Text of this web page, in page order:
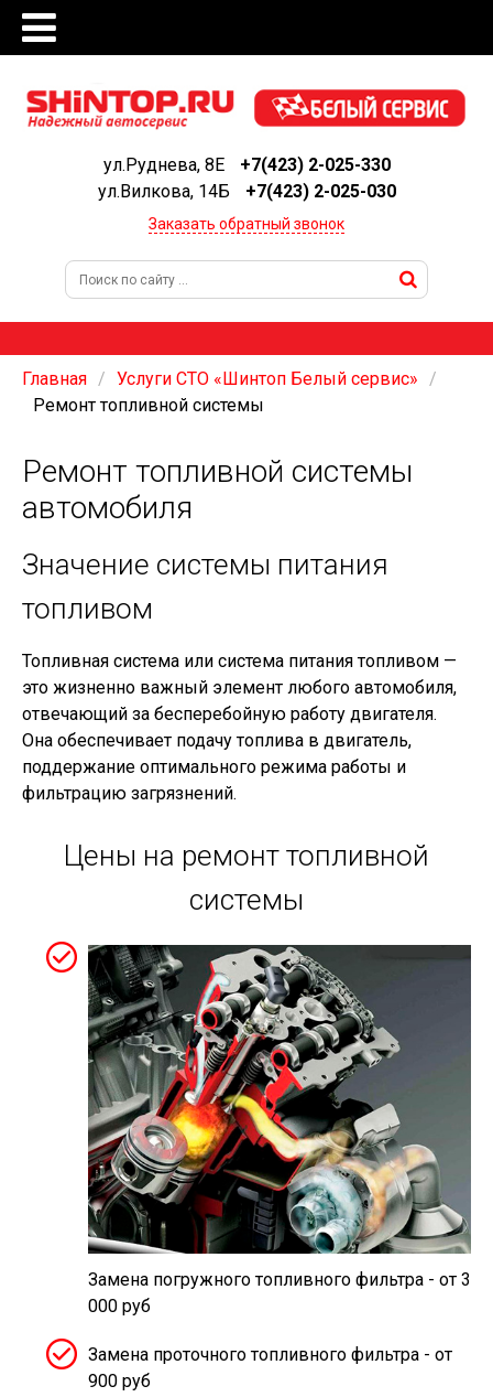
ул.Руднева, 8Е
+7(423) 2-025-330
ул.Вилкова, 14Б
+7(423) 2-025-030
Заказать обратный звонок
Главная
Услуги СТО «Шинтоп Белый сервис»
Ремонт топливной системы
Ремонт топливной системы
автомобиля
Значение системы питания
топливом
Топливная система или система питания топливом —
это жизненно важный элемент любого автомобиля,
отвечающий за бесперебойную работу двигателя.
Она обеспечивает подачу топлива в двигатель,
поддержание оптимального режима работы и
фильтрацию загрязнений.
Цены на ремонт топливной
системы
Замена погружного топливного фильтра - от 3
000 руб
Замена проточного топливного фильтра - от
900 руб